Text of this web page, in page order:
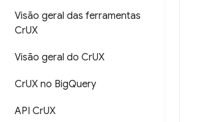
Visão geral das ferramentas
CrUX
Visão geral do CrUX
CrUX no BigQuery
API CrUX